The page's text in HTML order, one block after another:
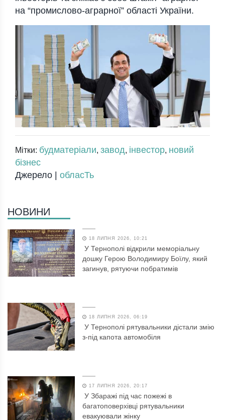
на “промислово-аграрної” області України.
Мітки: будматеріали, завод, інвестор, новий
бізнес
Джерело | обласТь
НОВИНИ
18 ЛИПНЯ 2026, 10:21
У Тернополі відкрили меморіальну
дошку Герою Володимиру Боїлу, який
загинув, рятуючи побратимів
18 ЛИПНЯ 2026, 06:19
У Тернополі рятувальники дістали змію
з-під капота автомобіля
17 ЛИПНЯ 2026, 20:17
У Збаражі під час пожежі в
багатоповерхівці рятувальники
евакуювали жінку